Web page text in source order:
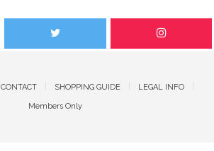
CONTACT SHOPPING GUIDE LEGAL INFO
Members Only